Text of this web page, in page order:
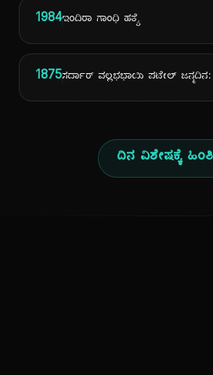
1984ಇಂದಿರಾ ಗಾಂಧಿ ಹತ್ಯೆ
1875ಸರ್ದಾರ್ ವಲ್ಲಭಭಾಯಿ ಪಟೇಲ್ ಜನ್ಮದಿನ:
ದಿನ ವಿಶೇಷಕ್ಕೆ